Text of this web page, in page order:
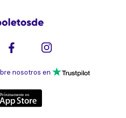
nosotros en